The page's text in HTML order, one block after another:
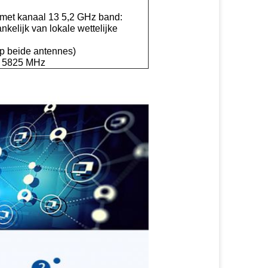
kanaal 13 5,2 GHz band:
van lokale wettelijke
beide antennes)
MHz